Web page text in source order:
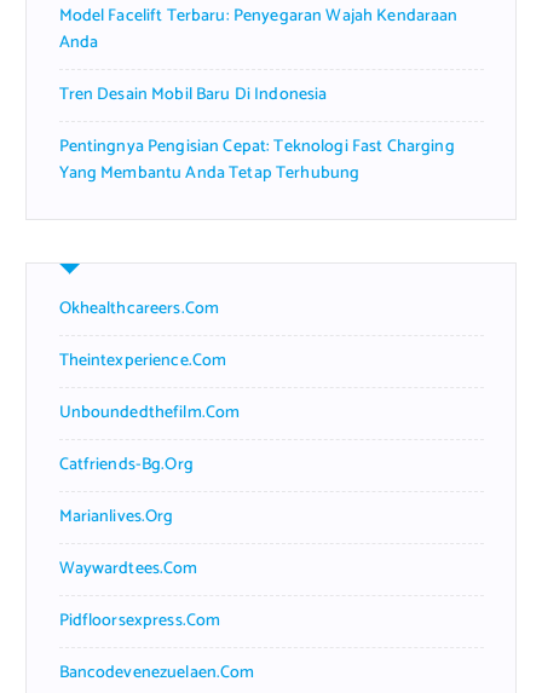
Model Facelift Terbaru: Penyegaran Wajah Kendaraan
Anda
Tren Desain Mobil Baru Di Indonesia
Pentingnya Pengisian Cepat: Teknologi Fast Charging
Yang Membantu Anda Tetap Terhubung
Okhealthcareers.com
Theintexperience.com
Unboundedthefilm.com
Catfriends-Bg.org
Marianlives.org
Waywardtees.com
Pidfloorsexpress.com
Bancodevenezuelaen.com